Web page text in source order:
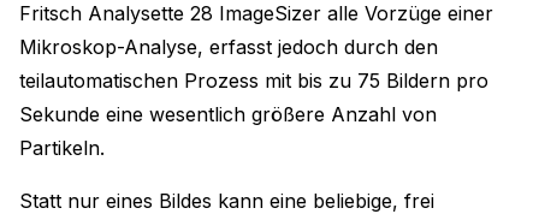
Fritsch Analysette 28 ImageSizer alle Vorzüge einer
Mikroskop-Analyse, erfasst jedoch durch den
teilautomatischen Prozess mit bis zu 75 Bildern pro
Sekunde eine wesentlich größere Anzahl von
Partikeln.
Statt nur eines Bildes kann eine beliebige, frei